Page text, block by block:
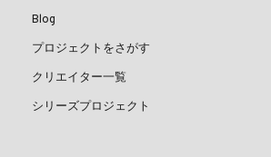
Blog
プロジェクトをさがす
クリエイター一覧
シリーズプロジェクト